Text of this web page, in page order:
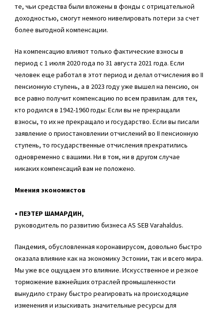
те, чьи средства были вложены в фонды с отрицательной
доходностью, смогут немного нивелировать потери за счет
более выгодной компенсации.
На компенсацию влияют только фактические взносы в
период с 1 июля 2020 года по 31 августа 2021 года. Если
человек еще работал в этот период и делал отчисления во II
пенсионную ступень, а в 2023 году уже вышел на пенсию, он
все равно получит компенсацию по всем правилам. для тех,
кто родился в 1942-1960 годы: Если вы не прекращали
взносы, то их не прекращало и государство. Если вы писали
заявление о приостановлении отчислений во II пенсионную
ступень, то государственные отчисления прекратились
одновременно с вашими. Ни в том, ни в другом случае
никаких компенсаций вам не положено.
Mнения экономистов
• ПЕЭТЕР ШАМАРДИН,
руководитель по развитию бизнеса AS SEB Varahaldus.
Пандемия, обусловленная коронавирусом, довольно быстро
оказала влияние как на экономику Эстонии, так и всего мира.
Мы уже все ощущаем это влияние. Искусственное и резкое
торможение важнейших отраслей промышленности
вынудило страну быстро реагировать на происходящие
изменения и изыскивать значительные ресурсы для